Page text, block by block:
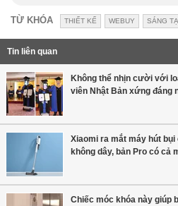
TỪ KHÓA THIẾT KẾ WEBUY SÁNG
Tin liên quan
Không thể nhịn cười với
viên Nhật Bản xứng đáng
Xiaomi ra mắt máy hút
không dây, bản Pro có cả
Chiếc móc khóa này giúp